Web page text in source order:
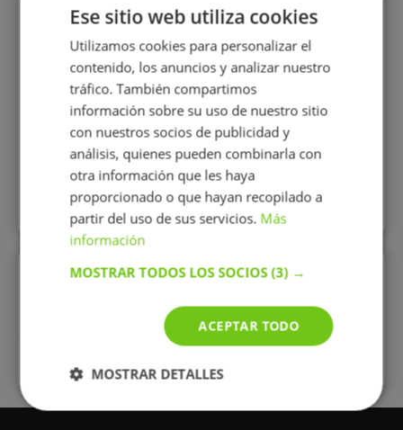
10 €/h
Mostrar perfil
Todos los perfiles
Enlaces rápidos
Clases particulares Apoyo escolar
Ese sitio web utiliza cookies
Utilizamos cookies para personalizar el
contenido, los anuncios y analizar nuestro
tráfico. También compartimos
información sobre su uso de nuestro sitio
con nuestros socios de publicidad y
análisis, quienes pueden combinarla con
otra información que les haya
proporcionado o que hayan recopilado a
partir del uso de sus servicios. Más
información
MOSTRAR TODOS LOS SOCIOS(3) →
ACEPTAR TODO
MOSTRAR DETALLES